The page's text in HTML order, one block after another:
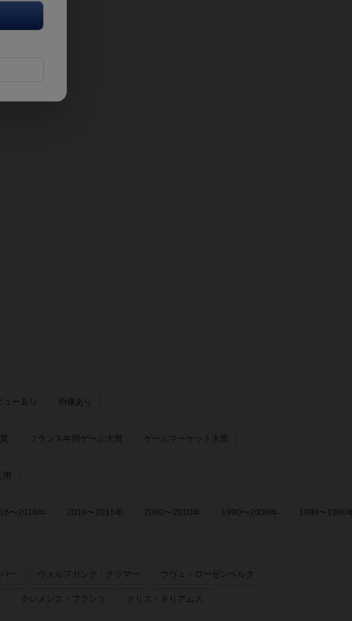
ューあり 画像あり
フランス年間ゲーム大賞 ゲームマーケット大賞
〜2018年 2010〜2015年 2000〜2010年 1990〜2000年 1980〜1990年
ー ヴォルフガング・クラマー ウヴェ・ローゼンベルク
クレメンス・フランツ クリス・キリアムス